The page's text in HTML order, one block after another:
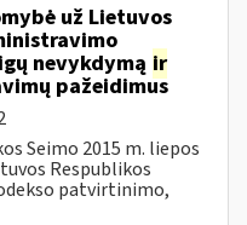
už Lietuvos
nevykdymą ir
pažeidimus
Seimo 2015 m. liepos
Respublikos
patvirtinimo,